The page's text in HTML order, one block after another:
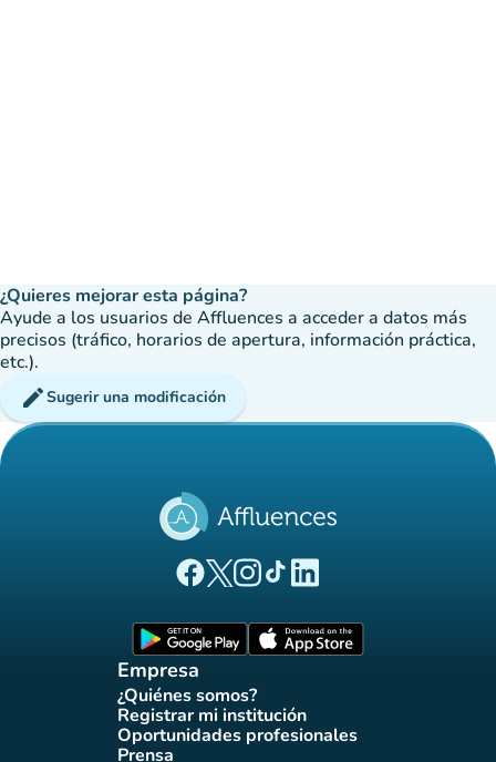
¿Quieres mejorar esta página?
Ayude a los usuarios de Affluences a acceder a datos más
precisos (tráfico, horarios de apertura, información práctica,
etc.).
editSugerir una modificación
(nueva pestaña)
(nueva pestaña)
(nueva pestaña)
(nueva pestaña)
(nueva pestaña)
Empresa
¿Quiénes somos?
(nueva pestaña)
Registrar mi institución
(nueva pestaña)
Oportunidades profesionales
(nueva pestaña)
Prensa